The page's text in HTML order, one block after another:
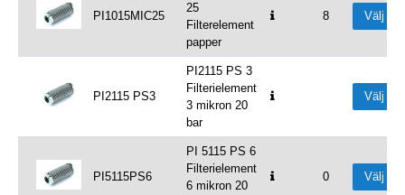
PI1015MIC25
25
Filterelement
papper
8 Välj
PI2115 PS3
PI2115 PS 3
Filterielement
3 mikron 20
bar
Välj
PI5115PS6
PI 5115 PS 6
Filterielement
6 mikron 20
0 Välj